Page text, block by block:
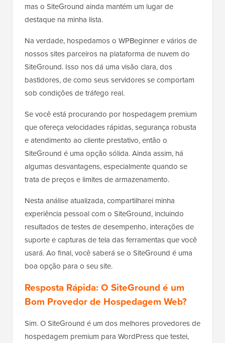
mas o SiteGround ainda mantém um lugar de
destaque na minha lista.
Na verdade, hospedamos o WPBeginner e vários de
nossos sites parceiros na plataforma de nuvem do
SiteGround. Isso nos dá uma visão clara, dos
bastidores, de como seus servidores se comportam
sob condições de tráfego real.
Se você está procurando por hospedagem premium
que ofereça velocidades rápidas, segurança robusta
e atendimento ao cliente prestativo, então o
SiteGround é uma opção sólida. Ainda assim, há
algumas desvantagens, especialmente quando se
trata de preços e limites de armazenamento.
Nesta análise atualizada, compartilharei minha
experiência pessoal com o SiteGround, incluindo
resultados de testes de desempenho, interações de
suporte e capturas de tela das ferramentas que você
usará. Ao final, você saberá se o SiteGround é uma
boa opção para o seu site.
Resposta Rápida: O SiteGround é um
Bom Provedor de Hospedagem Web?
Sim. O SiteGround é um dos melhores provedores de
hospedagem premium para WordPress que testei,